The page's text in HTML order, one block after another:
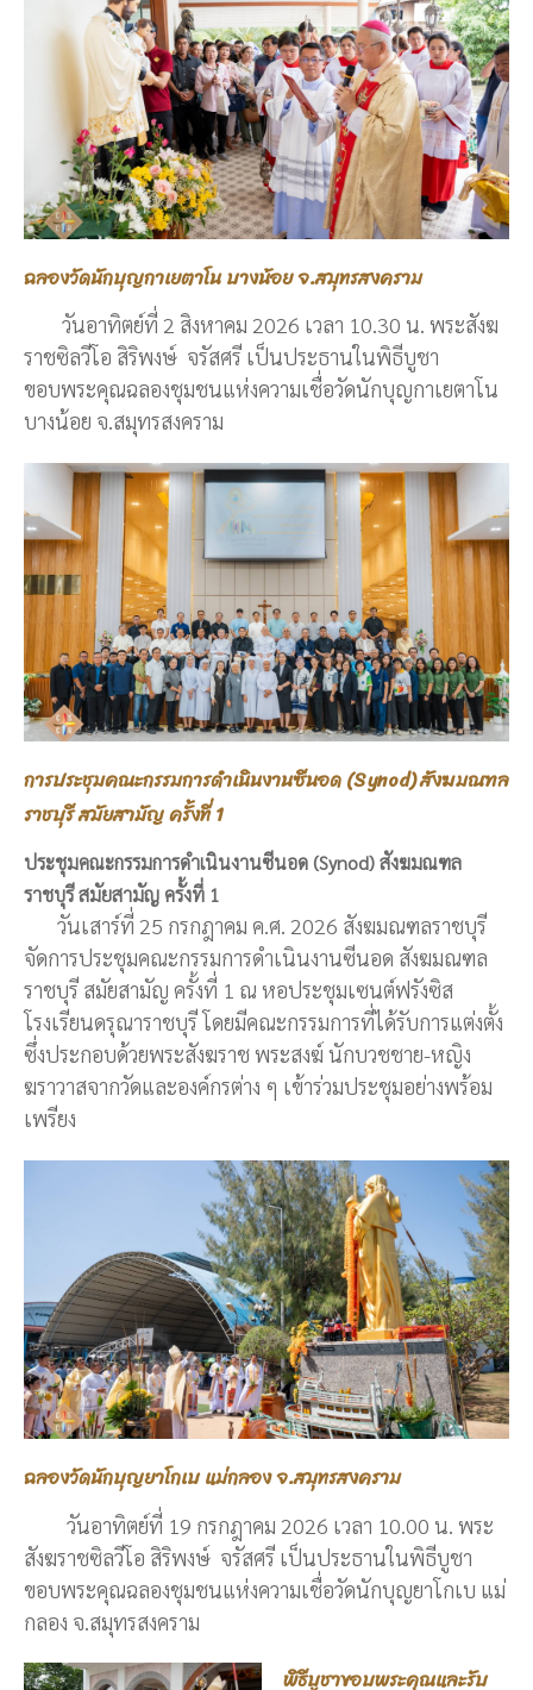
ฉลองวัดนักบุญกาเยตาโน บางน้อย จ.สมุทรสงคราม
วันอาทิตย์ที่ 2 สิงหาคม 2026 เวลา 10.30 น. พระสังฆ
ราชซิลวีโอ สิริพงษ์ จรัสศรี เป็นประธานในพิธีบูชา
ขอบพระคุณฉลองชุมชนแห่งความเชื่อวัดนักบุญกาเยตาโน
บางน้อย จ.สมุทรสงคราม
การประชุมคณะกรรมการดำเนินงานซีนอด (Synod) สังฆมณฑล
ราชบุรี สมัยสามัญ ครั้งที่ 1
ประชุมคณะกรรมการดำเนินงานซีนอด (Synod) สังฆมณฑล
ราชบุรี สมัยสามัญ ครั้งที่ 1
วันเสาร์ที่ 25 กรกฎาคม ค.ศ. 2026 สังฆมณฑลราชบุรี
จัดการประชุมคณะกรรมการดำเนินงานซีนอด สังฆมณฑล
ราชบุรี สมัยสามัญ ครั้งที่ 1 ณ หอประชุมเซนต์ฟรังซิส
โรงเรียนดรุณาราชบุรี โดยมีคณะกรรมการที่ได้รับการแต่งตั้ง
ซึ่งประกอบด้วยพระสังฆราช พระสงฆ์ นักบวชชาย-หญิง
ฆราวาสจากวัดและองค์กรต่าง ๆ เข้าร่วมประชุมอย่างพร้อม
เพรียง
ฉลองวัดนักบุญยาโกเบ แม่กลอง จ.สมุทรสงคราม
วันอาทิตย์ที่ 19 กรกฎาคม 2026 เวลา 10.00 น. พระ
สังฆราชซิลวีโอ สิริพงษ์ จรัสศรี เป็นประธานในพิธีบูชา
ขอบพระคุณฉลองชุมชนแห่งความเชื่อวัดนักบุญยาโกเบ แม่
กลอง จ.สมุทรสงคราม
พิธีบูชาขอบพระคุณและรับ